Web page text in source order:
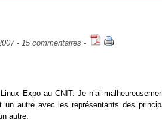
- 15 commentaires -
Expo au CNIT. Je n’ai
autre avec les représentants des
autre: